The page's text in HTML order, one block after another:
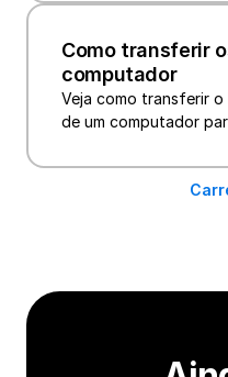
Como transferir
computador
Veja como transferir